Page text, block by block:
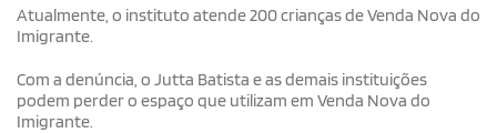
Atualmente, o instituto atende 200 crianças de Venda Nova do
Imigrante.
Com a denúncia, o Jutta Batista e as demais instituições
podem perder o espaço que utilizam em Venda Nova do
Imigrante.